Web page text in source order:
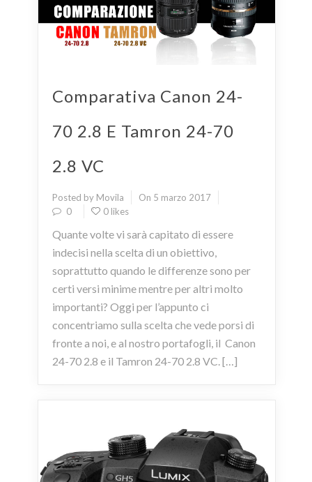
Comparativa Canon 24-
70 2.8 E Tamron 24-70
2.8 VC
Posted by Movila
On 5 marzo 2017
0
0 likes
Quante volte vi sarà capitato di essere
indecisi nella scelta di un obiettivo,
soprattutto quando le differenze sono per
certi versi minime mentre per altri molto
importanti? Oggi per l’appunto ci
concentriamo sulla scelta che vede porsi di
fronte a noi, e al nostro portafogli, il Canon
24-70 2.8 e il Tamron 24-70 2.8 VC. […]